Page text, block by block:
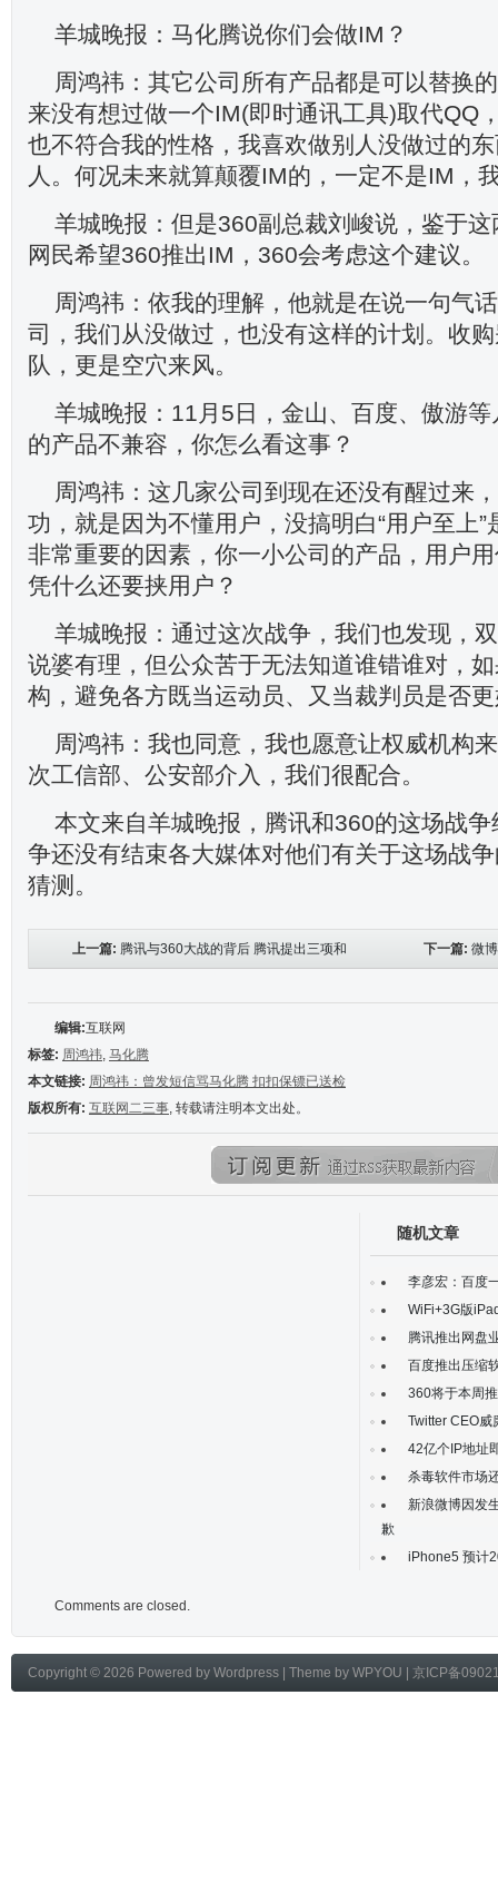
羊城晚报：马化腾说你们会做IM？
周鸿祎：其它公司所有产品都是可以替换
来没有想过做一个IM(即时通讯工具)取代QQ
也不符合我的性格，我喜欢做别人没做过的
人。何况未来就算颠覆IM的，一定不是IM，
羊城晚报：但是360副总裁刘峻说，鉴于
网民希望360推出IM，360会考虑这个建议。
周鸿祎：依我的理解，他就是在说一句气
司，我们从没做过，也没有这样的计划。收
队，更是空穴来风。
羊城晚报：11月5日，金山、百度、傲游
的产品不兼容，你怎么看这事？
周鸿祎：这几家公司到现在还没有醒过来
功，就是因为不懂用户，没搞明白“用户至上
非常重要的因素，你一小公司的产品，用户
凭什么还要挟用户？
羊城晚报：通过这次战争，我们也发现，
说婆有理，但公众苦于无法知道谁错谁对，
构，避免各方既当运动员、又当裁判员是否
周鸿祎：我也同意，我也愿意让权威机构
次工信部、公安部介入，我们很配合。
本文来自羊城晚报，腾讯和360的这场战
争还没有结束各大媒体对他们有关于这场战
猜测。
上一篇: 腾讯与360大战的背后 腾讯提出三项和 下一篇: 微
编辑:互联网
标签: 周鸿祎, 马化腾
本文链接: 周鸿祎：曾发短信骂马化腾 扣扣保镖已送检
版权所有: 互联网二三事, 转载请注明本文出处。
随机文章
李彦宏：百度
WiFi+3G版
腾讯推出网盘
百度推出压缩
360将于本周
Twitter CEO威
42亿个IP地址
杀毒软件市场
新浪微博因发
歉
iPhone5 预计
Comments are closed.
Copyright © 2026 Powered by Wordpress | Theme by WPYOU 京ICP备